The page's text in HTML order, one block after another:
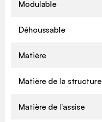
Modulable
Déhoussable
Matière
Matière de la structure
Matière de l'assise